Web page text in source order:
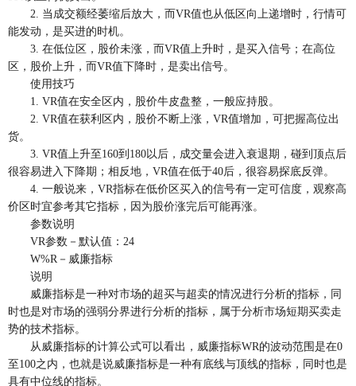
2. 当成交额经萎缩后放大，而VR值也从低区向上递增时，行情可
能发动，是买进的时机。
3. 在低位区，股价未涨，而VR值上升时，是买入信号；在高位
区，股价上升，而VR值下降时，是卖出信号。
使用技巧
1. VR值在安全区内，股价牛皮盘整，一般应持股。
2. VR值在获利区内，股价不断上涨，VR值增加，可把握高位出
货。
3. VR值上升至160到180以后，成交量会进入衰退期，碰到顶点后
很容易进入下降期；相反地，VR值在低于40后，很容易探底反弹。
4. 一般说来，VR指标在低价区买入的信号有一定可信度，观察高
价区时宜参考其它指标，因为股价涨完后可能再涨。
参数说明
VR参数－默认值：24
W%R－威廉指标
说明
威廉指标是一种对市场的超买与超卖的情况进行分析的指标，同
时也是对市场的强弱分界进行分析的指标，属于分析市场短期买卖走
势的技术指标。
从威廉指标的计算公式可以看出，威廉指标WR的波动范围是在0
至100之内，也就是说威廉指标是一种有底线与顶线的指标，同时也是
具有中位线的指标。